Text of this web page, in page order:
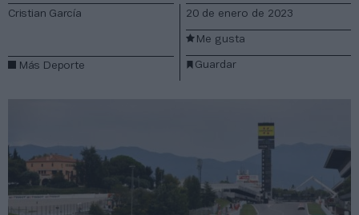
Cristian García
Más Deporte
20 de enero de 2023
Guardar
Me gusta